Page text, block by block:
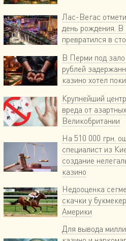
Лас-Вегас
день рождения. В
превратился в
В Перми под
рублей
казино хотел
Крупнейший
вреда от
Великобритании
На 510 000 грн.
специалист из
создание
казино
Недооценка
скачки у
Америки
Для вывода